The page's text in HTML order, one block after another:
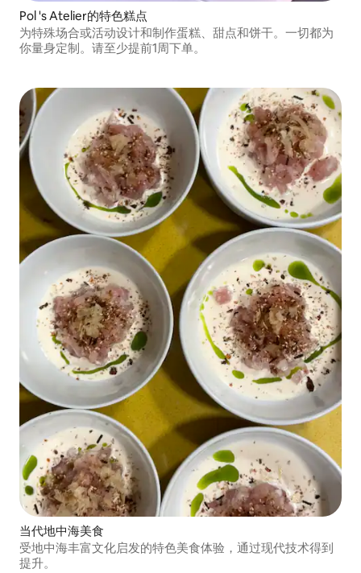
Pol 's Atelier的特色糕点
为特殊场合或活动设计和制作蛋糕、甜点和饼干。一切都为
你量身定制。请至少提前1周下单。
当代地中海美食
受地中海丰富文化启发的特色美食体验，通过现代技术得到
提升。